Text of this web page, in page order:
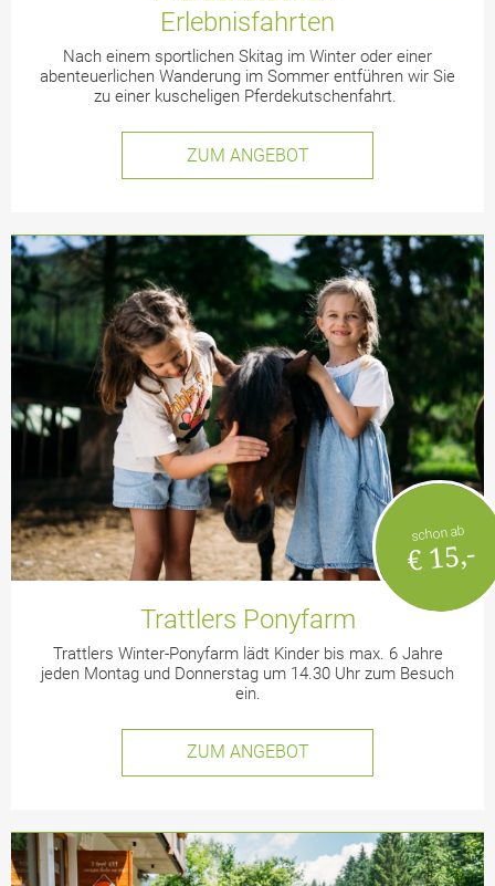
Erlebnisfahrten
Nach einem sportlichen Skitag im Winter oder einer
abenteuerlichen Wanderung im Sommer entführen wir Sie
zu einer kuscheligen Pferdekutschenfahrt.
ZUM ANGEBOT
schon ab
€ 15,-
Trattlers Ponyfarm
Trattlers Winter-Ponyfarm lädt Kinder bis max. 6 Jahre
jeden Montag und Donnerstag um 14.30 Uhr zum Besuch
ein.
ZUM ANGEBOT